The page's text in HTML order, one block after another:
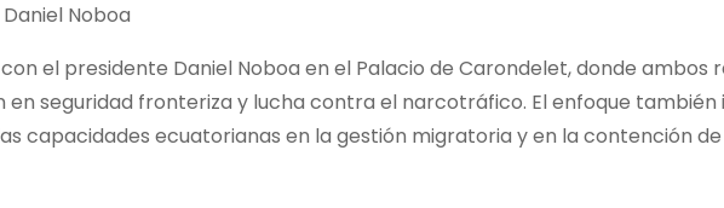
Noboa
el presidente Daniel Noboa en el Palacio de Carondelet, donde ambos
seguridad fronteriza y lucha contra el narcotráfico. El enfoque también
capacidades ecuatorianas en la gestión migratoria y en la contención